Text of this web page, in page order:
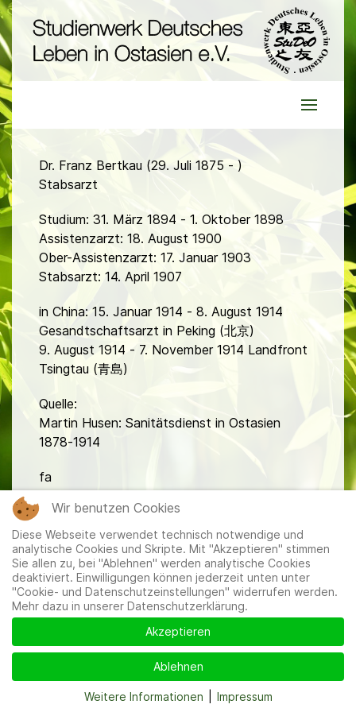
Dr. Franz Bertkau (29. Juli 1875 - )
Stabsarzt
Studium: 31. März 1894 - 1. Oktober 1898
Assistenzarzt: 18. August 1900
Ober-Assistenzarzt: 17. Januar 1903
Stabsarzt: 14. April 1907
in China: 15. Januar 1914 - 8. August 1914
Gesandtschaftsarzt in Peking (北京)
9. August 1914 - 7. November 1914 Landfront
Tsingtau (青島)
Quelle:
Martin Husen: Sanitätsdienst in Ostasien
1878-1914
fa
Mitglieder|Impressum|Datenschutzerklärung|Cookie-
und Datenschutzeinstellungen
Wir benutzen Cookies
Diese Webseite verwendet technisch notwendige und
analytische Cookies und Skripte. Mit "Akzeptieren" stimmen
Sie allen zu, bei "Ablehnen" werden analytische Cookies
deaktiviert. Einwilligungen können jederzeit unten unter
"Cookie- und Datenschutzeinstellungen" widerrufen werden.
Mehr dazu in unserer Datenschutzerklärung.
Akzeptieren
Ablehnen
Weitere Informationen Impressum